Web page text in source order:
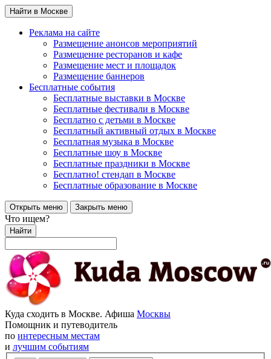
Найти в Москве
Реклама на сайте
Размещение анонсов мероприятий
Размещение ресторанов и кафе
Размещение мест и площадок
Размещение баннеров
Бесплатные события
Бесплатные выставки в Москве
Бесплатные фестивали в Москве
Бесплатно с детьми в Москве
Бесплатный активный отдых в Москве
Бесплатная музыка в Москве
Бесплатные шоу в Москве
Бесплатные праздники в Москве
Бесплатно! стендап в Москве
Бесплатные образование в Москве
Открыть меню Закрыть меню
Что ищем?
Найти
Куда сходить в Москве. Афиша Москвы
Помощник и путеводитель
по интересным местам
и лучшим событиям